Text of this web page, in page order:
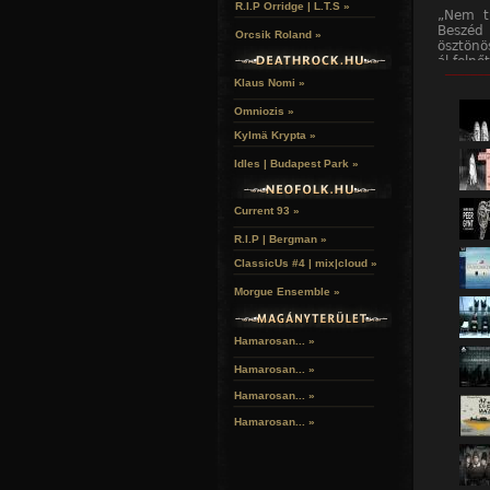
„Nem
ál-
Klisé,
ott
vagy
a
Szerb
„El
És
mindig
A 20.
az író,
R.I.P Orridge | L.T.S »
Orcsik Roland »
Klaus Nomi »
Omniozis »
Kylmä Krypta »
Idles | Budapest Park »
Current 93 »
R.I.P | Bergman »
ClassicUs #4 | mix|cloud »
Morgue Ensemble »
Hamarosan... »
Hamarosan... »
Hamarosan... »
Hamarosan... »